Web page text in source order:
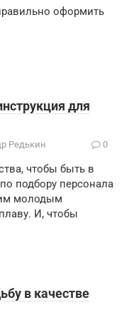
оформить
для
Редькин 0
чтобы быть в
подбору персонала
молодым
И, чтобы
в качестве